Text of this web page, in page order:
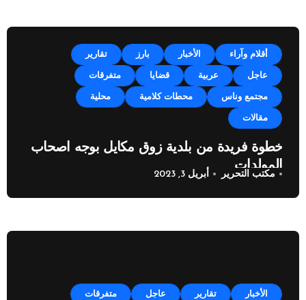
أقلام وآراء الأخبار بارز تقارير
عاجل عربية قضايا متفرقات
مجتمع وناس محطات كلامية محلية
مقالات
خطوة فريدة من بلدية زوق مكايل بوجه اصحاب
المولدات
مكتب التحرير أبريل 3, 2023
الأخبار تقارير عاجل متفرقات